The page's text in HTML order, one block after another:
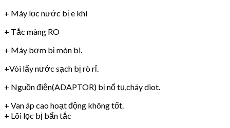
+ Máy lọc nước bị e khí
+ Tắc màng RO
+ Máy bơm bị mòn bi.
+Vòi lấy nước sạch bị rò rỉ.
+ Nguồn điện(ADAPTOR) bị nổ tụ,cháy diot.
+ Van áp cao hoạt động không tốt.
+ Lõi lọc bị bẩn tắc